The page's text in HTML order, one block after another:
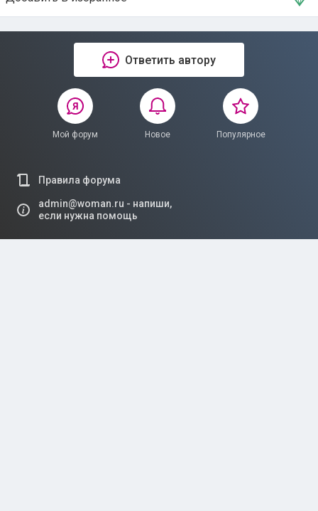
Ответить автору
Мой форум Новое Популярное
Правила форума
admin@woman.ru - напиши,
если нужна помощь